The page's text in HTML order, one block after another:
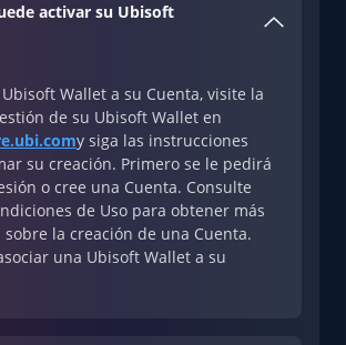
activar su Ubisoft
Wallet a su Cuenta, visite la
de su Ubisoft Wallet en
y siga las instrucciones
su creación. Primero se le pedirá
o cree una Cuenta. Consulte
de Uso para obtener más
la creación de una Cuenta.
una Ubisoft Wallet a su